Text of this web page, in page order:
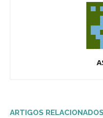
ARTIGOS RELACIONADOS